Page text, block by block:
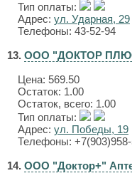
Тип оплаты:
Адрес: ул. Ударная, 29
Телефоны: 43-52-94
13. ООО "ДОКТОР
Цена: 569.50
Остаток: 1.00
Остаток, всего: 1.00
Тип оплаты:
Адрес: ул. Победы, 19
Телефоны:
14. ООО "Доктор+"